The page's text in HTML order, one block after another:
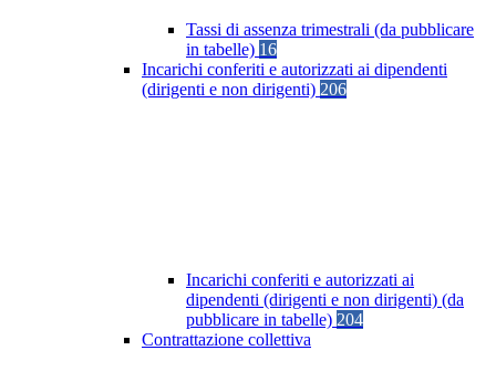
Tassi di assenza trimestrali (da pubblicare
in tabelle) 16
Incarichi conferiti e autorizzati ai dipendenti
(dirigenti e non dirigenti) 206
Incarichi conferiti e autorizzati ai
dipendenti (dirigenti e non dirigenti) (da
pubblicare in tabelle) 204
Contrattazione collettiva